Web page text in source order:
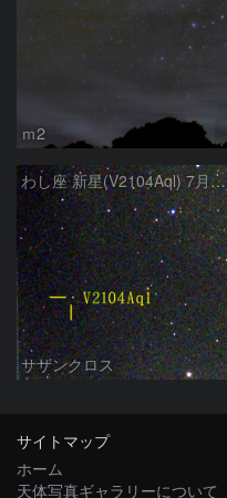
ｍ2
わし座 新星(V2104Aql) 7月9日 Seestar50
サザンクロス
サイトマップ
ホーム
天体写真ギャラリーについて